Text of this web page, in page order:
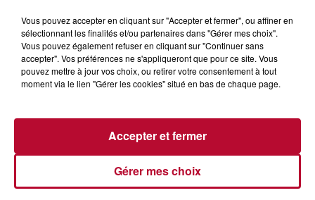
3 août 2026
SOIRÉE DJ PLAYA
Vous pouvez accepter en cliquant sur "Accepter et fermer", ou affiner en
sélectionnant les finalités et/ou partenaires dans "Gérer mes choix".
Vous pouvez également refuser en cliquant sur "Continuer sans
accepter". Vos préférences ne s'appliqueront que pour ce site. Vous
pouvez mettre à jour vos choix, ou retirer votre consentement à tout
moment via le lien "Gérer les cookies" situé en bas de chaque page.
Gérer mes choix
Accepter et fermer